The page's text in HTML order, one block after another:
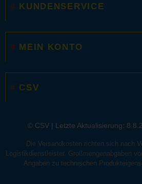
KUNDENSERVICE
MEIN KONTO
CSV
© CSV | Letzte Aktualisierung:
Die Versandkosten richten sich nach
Logistikdienstleister. Großmengenabgaben
Angaben zu technischen